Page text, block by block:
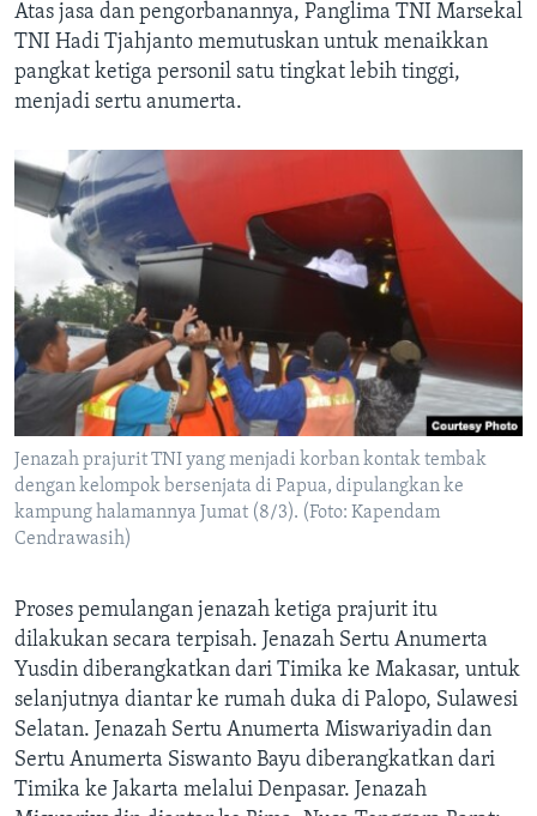
Atas jasa dan pengorbanannya, Panglima TNI Marsekal
TNI Hadi Tjahjanto memutuskan untuk menaikkan
pangkat ketiga personil satu tingkat lebih tinggi,
menjadi sertu anumerta.
Jenazah prajurit TNI yang menjadi korban kontak tembak
dengan kelompok bersenjata di Papua, dipulangkan ke
kampung halamannya Jumat (8/3). (Foto: Kapendam
Cendrawasih)
Proses pemulangan jenazah ketiga prajurit itu
dilakukan secara terpisah. Jenazah Sertu Anumerta
Yusdin diberangkatkan dari Timika ke Makasar, untuk
selanjutnya diantar ke rumah duka di Palopo, Sulawesi
Selatan. Jenazah Sertu Anumerta Miswariyadin dan
Sertu Anumerta Siswanto Bayu diberangkatkan dari
Timika ke Jakarta melalui Denpasar. Jenazah